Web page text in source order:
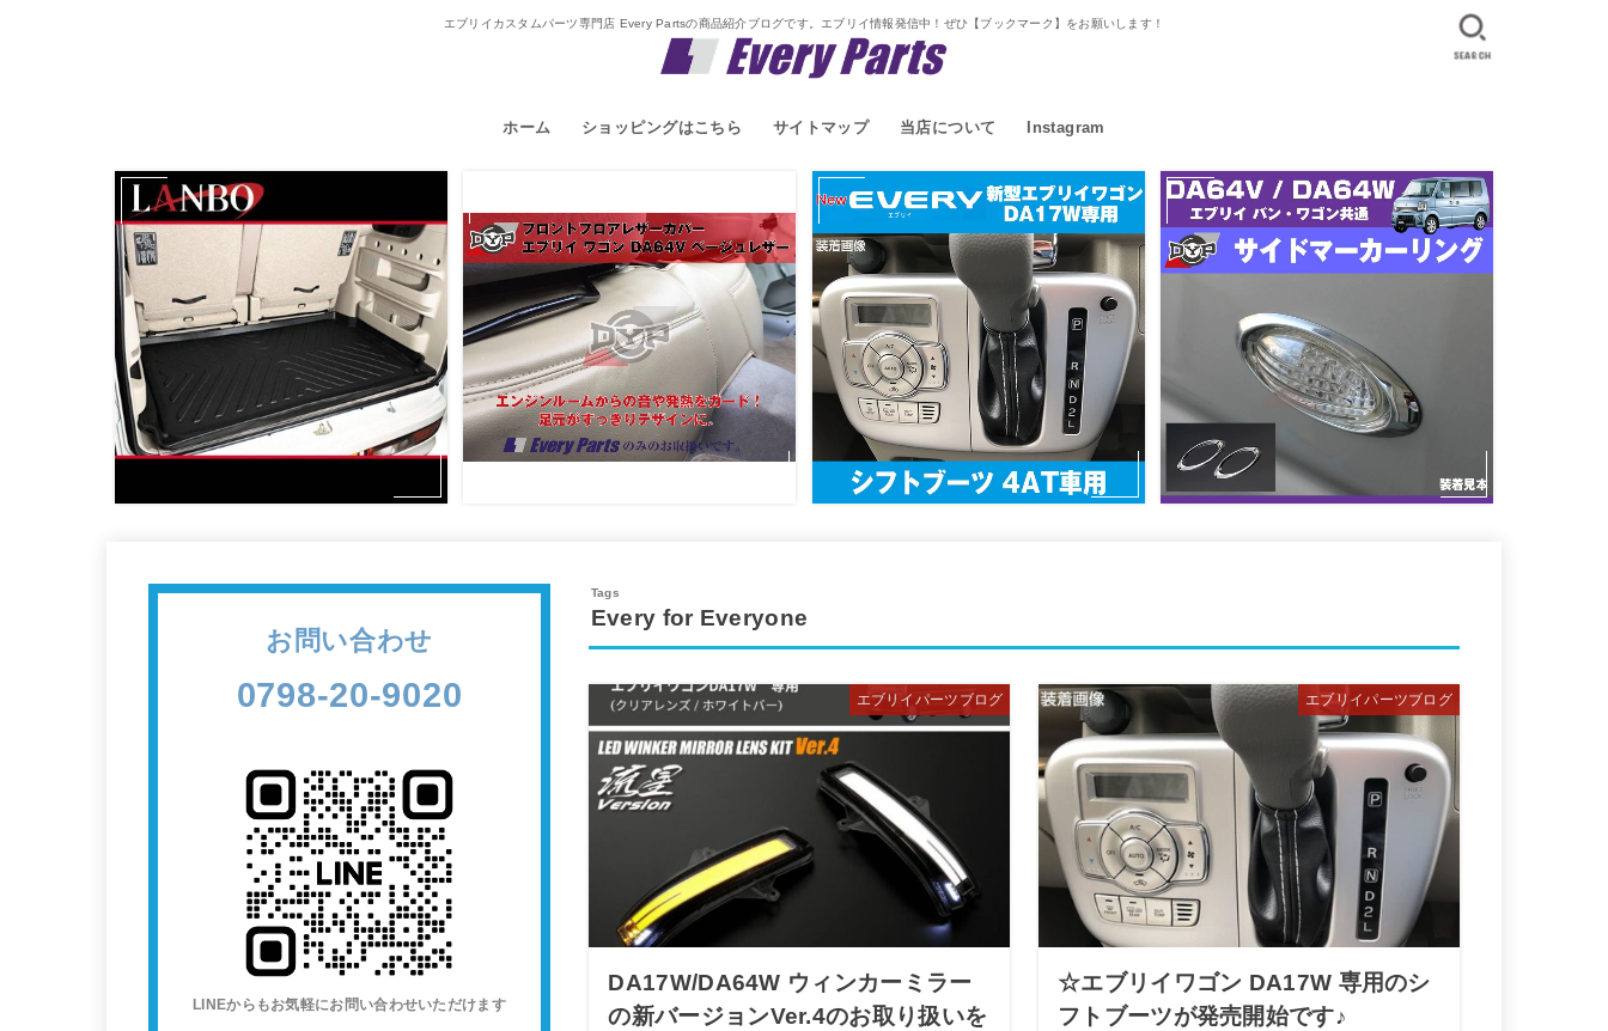
エブリイカスタムパーツ専門店 Every Partsの商品紹介ブログです。エブリイ情報発信中！ぜひ【ブックマーク】をお願いします！
ホーム ショッピングはこちら サイトマップ 当店について Instagram
SEARCH
Every for Everyone
エブリイパーツブログ
DA17W/DA64W ウィンカーミラー
の新バージョンVer.4のお取り扱いを
エブリイパーツブログ
☆エブリイワゴン DA17W 専用のシ
フトブーツが発売開始です♪
お問い合わせ
0798-20-9020
LINEからもお気軽にお問い合わせいただけます